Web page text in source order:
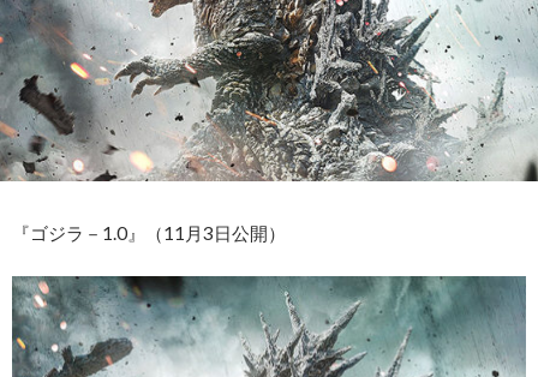
『ゴジラ－1.0』（11月3日公開）